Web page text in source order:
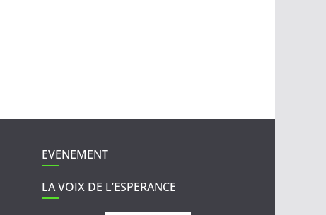
EVENEMENT
LA VOIX DE L’ESPERANCE